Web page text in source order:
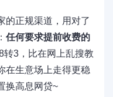
的正规渠道，用对了
任何要求提前收费的
转3，比在网上乱搜教
在生意场上走得更稳
换高息网贷~